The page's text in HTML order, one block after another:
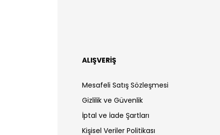
ALIŞVERİŞ
Mesafeli Satış Sözleşmesi
Gizlilik ve Güvenlik
İptal ve İade Şartları
Kişisel Veriler Politikası